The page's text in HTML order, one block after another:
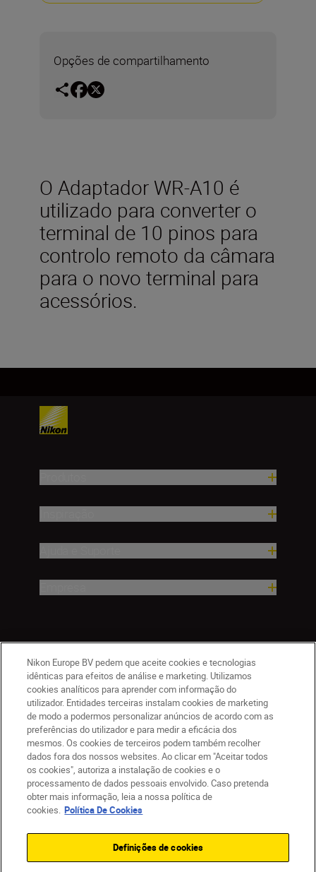
Opções de compartilhamento
O Adaptador WR-A10 é
utilizado para converter o
terminal de 10 pinos para
controlo remoto da câmara
para o novo terminal para
acessórios.
PT Nikon Sites
Contacte-nos
Aviso de Privacidade
Termos de utilização
Política de Cookies
Definições de Cookies
© 2026 Nikon
Back to top
Nikon Europe BV pedem que aceite cookies e tecnologias
idênticas para efeitos de análise e marketing. Utilizamos
cookies analíticos para aprender com informação do
utilizador. Entidades terceiras instalam cookies de marketing
de modo a podermos personalizar anúncios de acordo com as
preferências do utilizador e para medir a eficácia dos
mesmos. Os cookies de terceiros podem também recolher
dados fora dos nossos websites. Ao clicar em "Aceitar todos
os cookies", autoriza a instalação de cookies e o
processamento de dados pessoais envolvido. Caso pretenda
obter mais informação, leia a nossa política de
cookies. Política De Cookies
Definições de cookies